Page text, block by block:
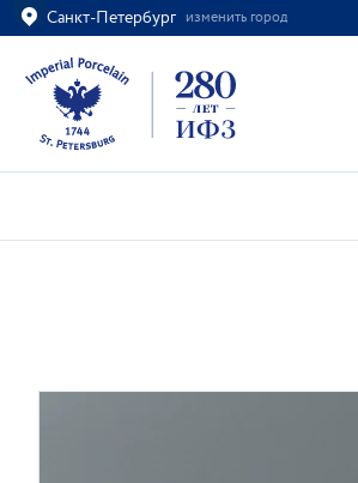
Санкт-Петербург изменить город
Ваш город Санкт-Петербург?
ВСЁ ВЕРНО ИЗМЕНИТЬ